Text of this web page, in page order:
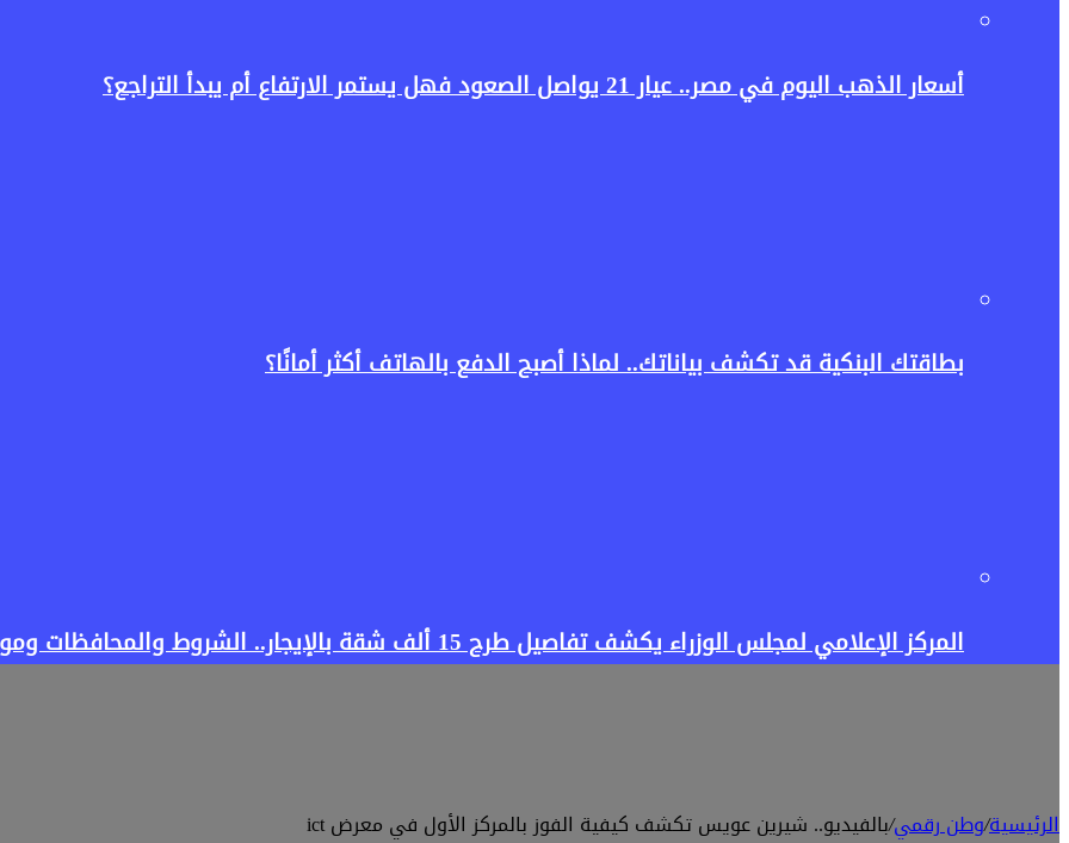
أسعار الذهب اليوم في مصر.. عيار 21 يواصل الصعود فهل يستمر الارتفاع أم يبدأ التراجع؟
بطاقتك البنكية قد تكشف بياناتك.. لماذا أصبح الدفع بالهاتف أكثر أمانًا؟
المركز الإعلامي لمجلس الوزراء يكشف تفاصيل طرح 15 ألف شقة بالإيجار.. الشروط والمحافظات وموعد التقديم
الرئيسية/وطن رقمي/بالفيديو.. شيرين عويس تكشف كيفية الفوز بالمركز الأول في معرض ict